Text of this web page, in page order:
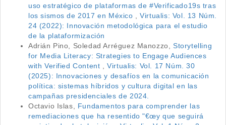
uso estratégico de plataformas de #Verificado19s tras
los sismos de 2017 en México
,Virtualis: Vol. 13 Núm.
24 (2022): Innovación metodológica para el estudio
de la plataformización
Adrián Pino, Soledad Arréguez Manozzo,Storytelling
for Media Literacy: Strategies to Engage Audiences
with Verified Content
,Virtualis: Vol. 17 Núm. 30
(2025): Innovaciones y desafíos en la comunicación
política: sistemas híbridos y cultura digital en las
campañas presidenciales de 2024.
Octavio Islas, Fundamentos para comprender las
remediaciones que ha resentido "€œy que seguirá